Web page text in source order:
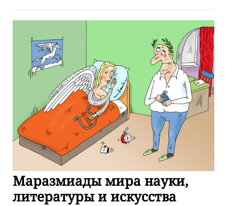
Маразмиады мира науки,
литературы и искусства